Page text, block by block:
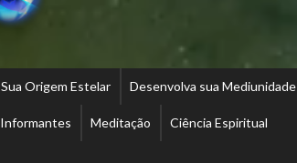
Sua Origem Estelar Desenvolva sua Mediunidade
Informantes Meditação Ciência Espiritual